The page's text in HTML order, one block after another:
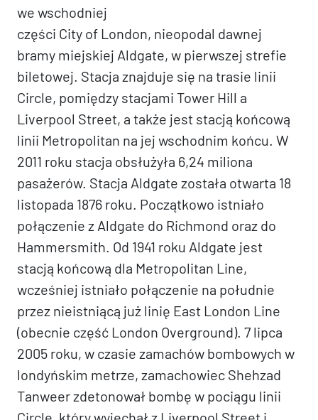
we wschodniej
części City of London, nieopodal dawnej
bramy miejskiej Aldgate, w pierwszej strefie
biletowej. Stacja znajduje się na trasie linii
Circle, pomiędzy stacjami Tower Hill a
Liverpool Street, a także jest stacją końcową
linii Metropolitan na jej wschodnim końcu. W
2011 roku stacja obsłużyła 6,24 miliona
pasażerów. Stacja Aldgate została otwarta 18
listopada 1876 roku. Początkowo istniało
połączenie z Aldgate do Richmond oraz do
Hammersmith. Od 1941 roku Aldgate jest
stacją końcową dla Metropolitan Line,
wcześniej istniało połączenie na południe
przez nieistniącą już linię East London Line
(obecnie część London Overground). 7 lipca
2005 roku, w czasie zamachów bombowych w
londyńskim metrze, zamachowiec Shehzad
Tanweer zdetonował bombę w pociągu linii